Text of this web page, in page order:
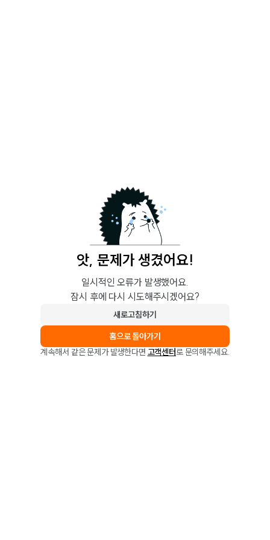
앗, 문제가 생겼어요!
일시적인 오류가 발생했어요.
잠시 후에 다시 시도해주시겠어요?
새로고침하기
홈으로 돌아가기
계속해서 같은 문제가 발생한다면 고객센터로 문의해주세요.